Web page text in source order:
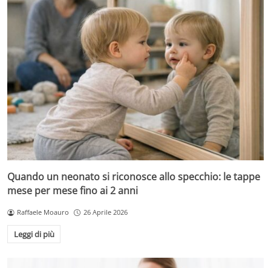
Quando un neonato si riconosce allo specchio: le tappe
mese per mese fino ai 2 anni
Raffaele Moauro 26 Aprile 2026
Leggi di più